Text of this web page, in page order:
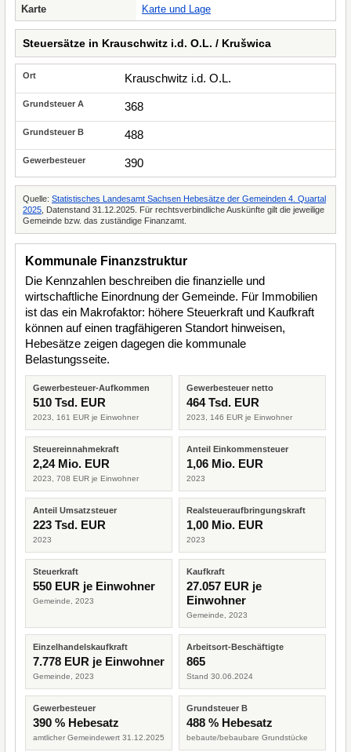
Karte
Karte und Lage
Steuersätze in Krauschwitz i.d. O.L. / Krušwica
Krauschwitz i.d. O.L.
368
488
390
Quelle: Statistisches Landesamt Sachsen Hebesätze der Gemeinden 4. Quartal
2025 , Datenstand 31.12.2025. Für rechtsverbindliche Auskünfte gilt die jeweilige
Gemeinde bzw. das zuständige Finanzamt.
Kommunale Finanzstruktur
Die Kennzahlen beschreiben die finanzielle und
wirtschaftliche Einordnung der Gemeinde. Für Immobilien
ist das ein Makrofaktor: höhere Steuerkraft und Kaufkraft
können auf einen tragfähigeren Standort hinweisen,
Hebesätze zeigen dagegen die kommunale
Belastungsseite.
Gewerbesteuer-Aufkommen
510 Tsd. EUR
2023, 161 EUR je Einwohner
Gewerbesteuer netto
464 Tsd. EUR
2023, 146 EUR je Einwohner
Steuereinnahmekraft
2,24 Mio. EUR
2023, 708 EUR je Einwohner
Anteil Einkommensteuer
1,06 Mio. EUR
2023
Anteil Umsatzsteuer
223 Tsd. EUR
2023
Realsteueraufbringungskraft
1,00 Mio. EUR
2023
Steuerkraft
550 EUR je Einwohner
Gemeinde, 2023
Kaufkraft
27.057 EUR je
Einwohner
Gemeinde, 2023
Einzelhandelskaufkraft
7.778 EUR je Einwohner
Gemeinde, 2023
Arbeitsort-Beschäftigte
865
Stand 30.06.2024
Gewerbesteuer
390 % Hebesatz
amtlicher Gemeindewert 31.12.2025
Grundsteuer B
488 % Hebesatz
bebaute/bebaubare Grundstücke